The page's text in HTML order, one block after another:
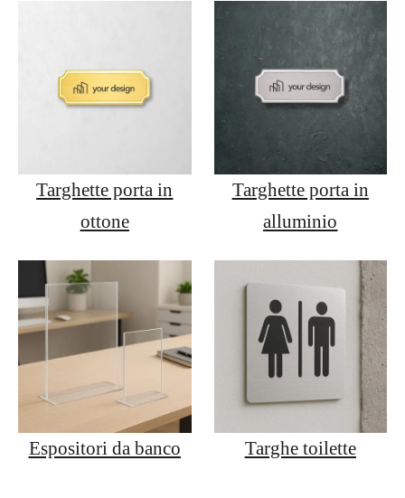
Targhette porta in
ottone
Targhette porta in
alluminio
Espositori da banco Targhe toilette